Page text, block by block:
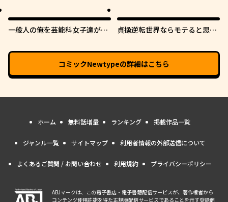
一般人の俺を芸能科女子達が逃
貞操逆転世界ならモテると思っ
コミックNewtypeの詳細はこちら
ホーム 無料話増量 ランキング 掲載作品一覧
ジャンル一覧 サイトマップ 利用者情報の外部送信について
よくあるご質問 / お問い合わせ 利用規約 プライバシーポリシー
ABJマークは、この電子書店・電子書籍配信サービスが、著作権者から
コンテンツ使用許諾を得た正規版配信サービスであることを示す登録商